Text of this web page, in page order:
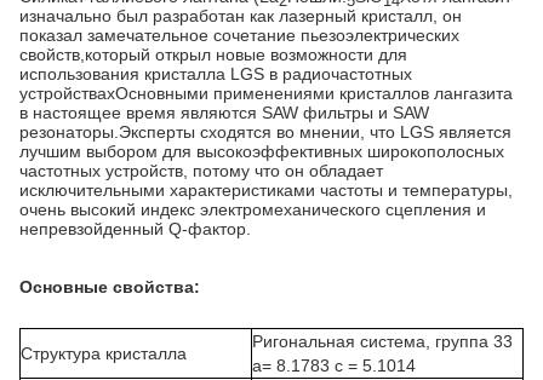
изначально был разработан как лазерный кристалл, он
показал замечательное сочетание пьезоэлектрических
свойств,который открыл новые возможности для
использования кристалла LGS в радиочастотных
устройствахОсновными применениями кристаллов лангазита
в настоящее время являются SAW фильтры и SAW
резонаторы.Эксперты сходятся во мнении, что LGS является
лучшим выбором для высокоэффективных широкополосных
частотных устройств, потому что он обладает
исключительными характеристиками частоты и температуры,
очень высокий индекс электромеханического сцепления и
непревзойденный Q-фактор.
Основные свойства:
Структура кристалла
Ригональная система, группа 33
a= 8.1783 c = 5.1014